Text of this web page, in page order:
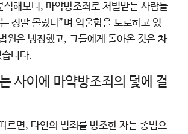
석해보니, 마약방조죄로 처벌받는 사람들
정말 몰랐다”며 억울함을 토로하고 있
원은 냉정했고, 그들에게 돌아온 것은 차
니다.
사이에 마약방조죄의 덫에 걸
르면, 타인의 범죄를 방조한 자는 종범으